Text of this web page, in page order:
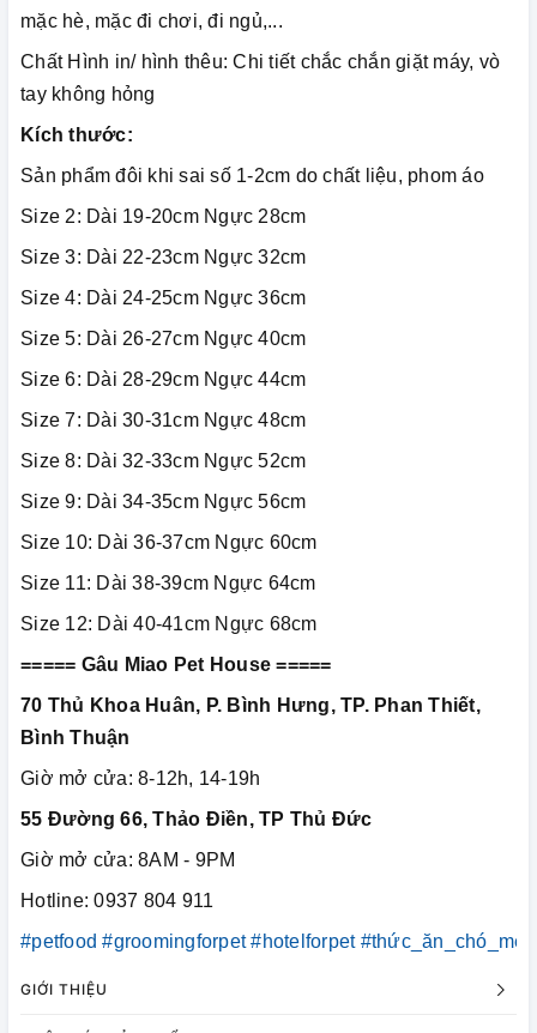
mặc hè, mặc đi chơi, đi ngủ,...
Chất Hình in/ hình thêu: Chi tiết chắc chắn giặt máy, vò
tay không hỏng
Kích thước:
Sản phẩm đôi khi sai số 1-2cm do chất liệu, phom áo
Size 2: Dài 19-20cm Ngực 28cm
Size 3: Dài 22-23cm Ngực 32cm
Size 4: Dài 24-25cm Ngực 36cm
Size 5: Dài 26-27cm Ngực 40cm
Size 6: Dài 28-29cm Ngực 44cm
Size 7: Dài 30-31cm Ngực 48cm
Size 8: Dài 32-33cm Ngực 52cm
Size 9: Dài 34-35cm Ngực 56cm
Size 10: Dài 36-37cm Ngực 60cm
Size 11: Dài 38-39cm Ngực 64cm
Size 12: Dài 40-41cm Ngực 68cm
===== Gâu Miao Pet House =====
70 Thủ Khoa Huân, P. Bình Hưng, TP. Phan Thiết,
Bình Thuận
Giờ mở cửa: 8-12h, 14-19h
55 Đường 66, Thảo Điền, TP Thủ Đức
Giờ mở cửa: 8AM - 9PM
Hotline: 0937 804 911
#petfood #groomingforpet #hotelforpet #thức_ăn_chó_mèo
GIỚI THIỆU